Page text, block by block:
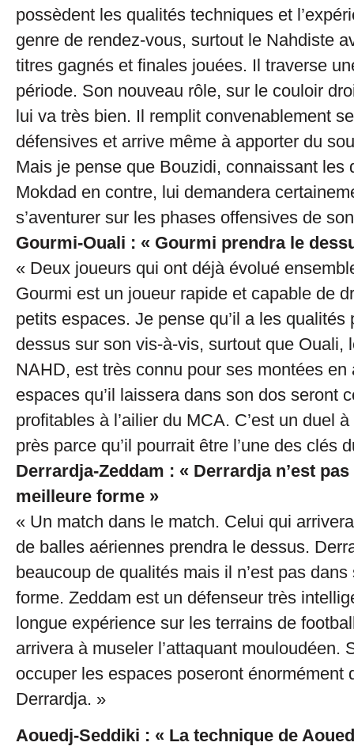
possèdent les qualités techniques et
genre de rendez-vous, surtout le Nahdiste
titres gagnés et finales jouées. Il traverse
période. Son nouveau rôle, sur le couloir
lui va très bien. Il remplit convenablement
défensives et arrive même à apporter du
Mais je pense que Bouzidi, connaissant les
Mokdad en contre, lui demandera
s’aventurer sur les phases offensives de
Gourmi-Ouali : « Gourmi prendra le
« Deux joueurs qui ont déjà évolué
Gourmi est un joueur rapide et capable de
petits espaces. Je pense qu’il a les qualités
dessus sur son vis-à-vis, surtout que Ouali,
NAHD, est très connu pour ses montées en
espaces qu’il laissera dans son dos seront
profitables à l’ailier du MCA. C’est un duel
près parce qu’il pourrait être l’une des clés
Derrardja-Zeddam : « Derrardja n’est
meilleure forme »
« Un match dans le match. Celui qui
de balles aériennes prendra le dessus.
beaucoup de qualités mais il n’est pas
forme. Zeddam est un défenseur très
longue expérience sur les terrains de
arrivera à museler l’attaquant mouloudéen.
occuper les espaces poseront énormément
Derrardja. »
Aouedj-Seddiki : « La technique de